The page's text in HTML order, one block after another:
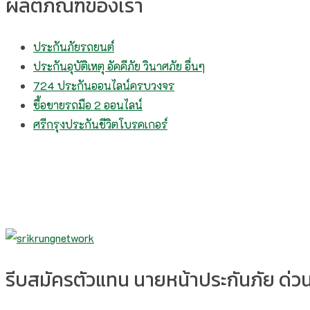
ประกันภัยรถยนต์
ประกันอุบัติเหตุ อัคคีภัย วินาศภัย อื่นๆ
724 ประกันออนไลน์ครบวงจร
ซื้อขายรถมือ 2 ออนไลน์
ศรีกรุงประกันชีวิตโบรคเกอร์
รีบสมัครตัวแทน นายหน้าประกันภัย ด่วน